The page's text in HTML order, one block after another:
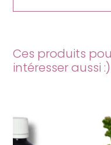
Ces produits
intéresser aussi :)